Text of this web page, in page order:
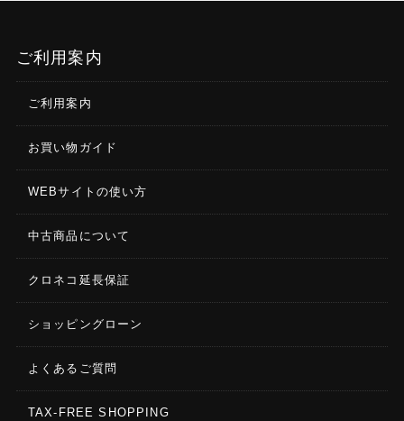
ご利用案内
ご利用案内
お買い物ガイド
WEBサイトの使い方
中古商品について
クロネコ延長保証
ショッピングローン
よくあるご質問
TAX-FREE SHOPPING